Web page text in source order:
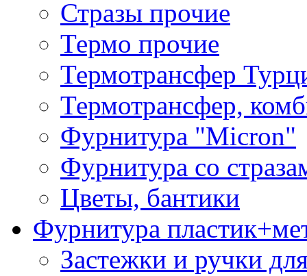
Стразы прочие
Термо прочие
Термотрансфер
Термотрансфер,
Фурнитура "Micron"
Фурнитура со
Цветы, бантики
Фурнитура
Застежки и ручки